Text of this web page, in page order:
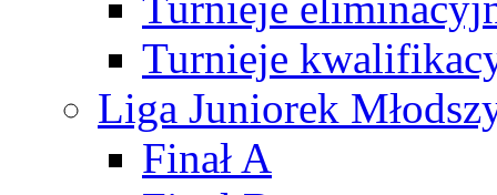
Turnieje
Liga Juniorek
Finał A